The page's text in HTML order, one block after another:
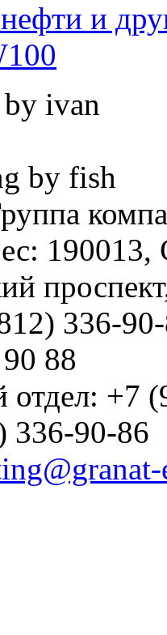
и
ivan
by fish
190013,
336-
88
отдел: +7
336-90-86